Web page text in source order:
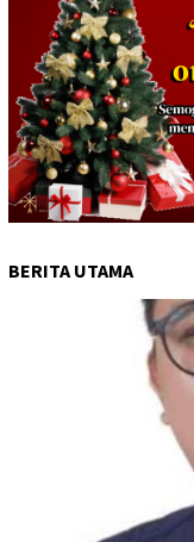
BERITA UTAMA